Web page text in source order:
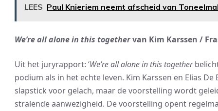
LEES Paul Knieriem neemt afscheid van
We’re all alone in this togethervan Kim Karssen /
Uit het juryrapport: ‘We’re all alone in this together
podium als in het echte leven. Kim Karssen en Elias
slapstick voor gelach, maar de voorstelling wordt
stralende aanwezigheid. De voorstelling opent